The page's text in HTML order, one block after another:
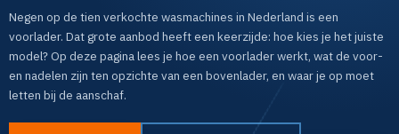
Negen op de tien verkochte wasmachines in Nederland is een
voorlader. Dat grote aanbod heeft een keerzijde: hoe kies je het juiste
model? Op deze pagina lees je hoe een voorlader werkt, wat de voor-
en nadelen zijn ten opzichte van een bovenlader, en waar je op moet
letten bij de aanschaf.